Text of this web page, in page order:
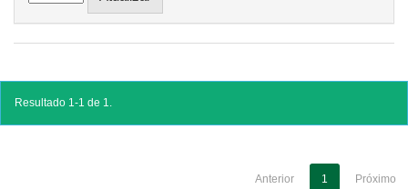
Resultado 1-1 de 1.
Anterior 1 Próximo